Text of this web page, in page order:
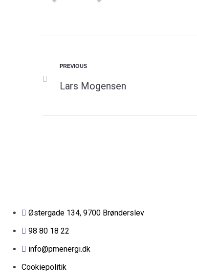
PREVIOUS
Lars Mogensen
Østergade 134, 9700 Brønderslev​
98 80 18 22
info@pmenergi.dk​ ​
Cookiepolitik